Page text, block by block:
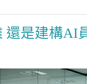
還是建構AI